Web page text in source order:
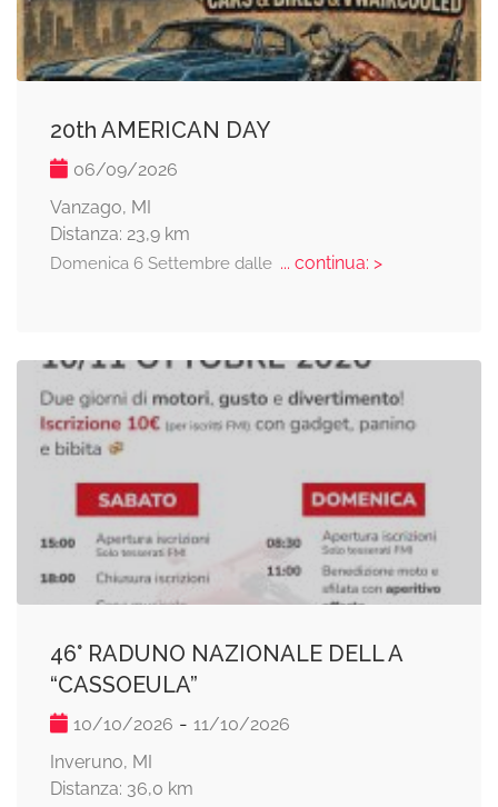
20th AMERICAN DAY
06/09/2026
Vanzago, MI
Distanza: 23,9 km
Domenica 6 Settembre dalle... continua: >
46° RADUNO NAZIONALE DELL A
“CASSOEULA”
10/10/2026 - 11/10/2026
Inveruno, MI
Distanza: 36,0 km